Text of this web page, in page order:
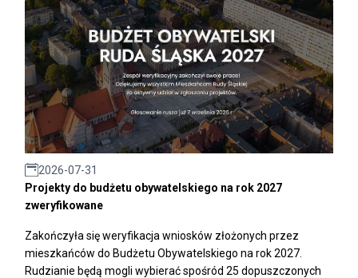
2026-07-31
Projekty do budżetu obywatelskiego na rok 2027
zweryfikowane
Zakończyła się weryfikacja wniosków złożonych przez
mieszkańców do Budżetu Obywatelskiego na rok 2027.
Rudzianie będą mogli wybierać spośród 25 dopuszczonych